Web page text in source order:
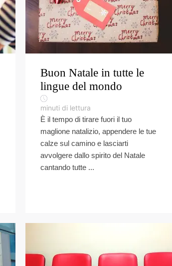
Buon Natale in tutte le
lingue del mondo
minuti di lettura
È il tempo di tirare fuori il tuo
maglione natalizio, appendere le tue
calze sul camino e lasciarti
avvolgere dallo spirito del Natale
cantando tutte ...